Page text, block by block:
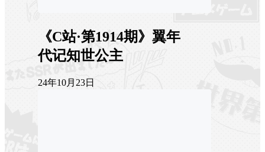
《C站·第1914期》翼年
代记知世公主
24年10月23日